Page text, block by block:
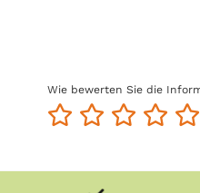
Wie bewerten Sie die